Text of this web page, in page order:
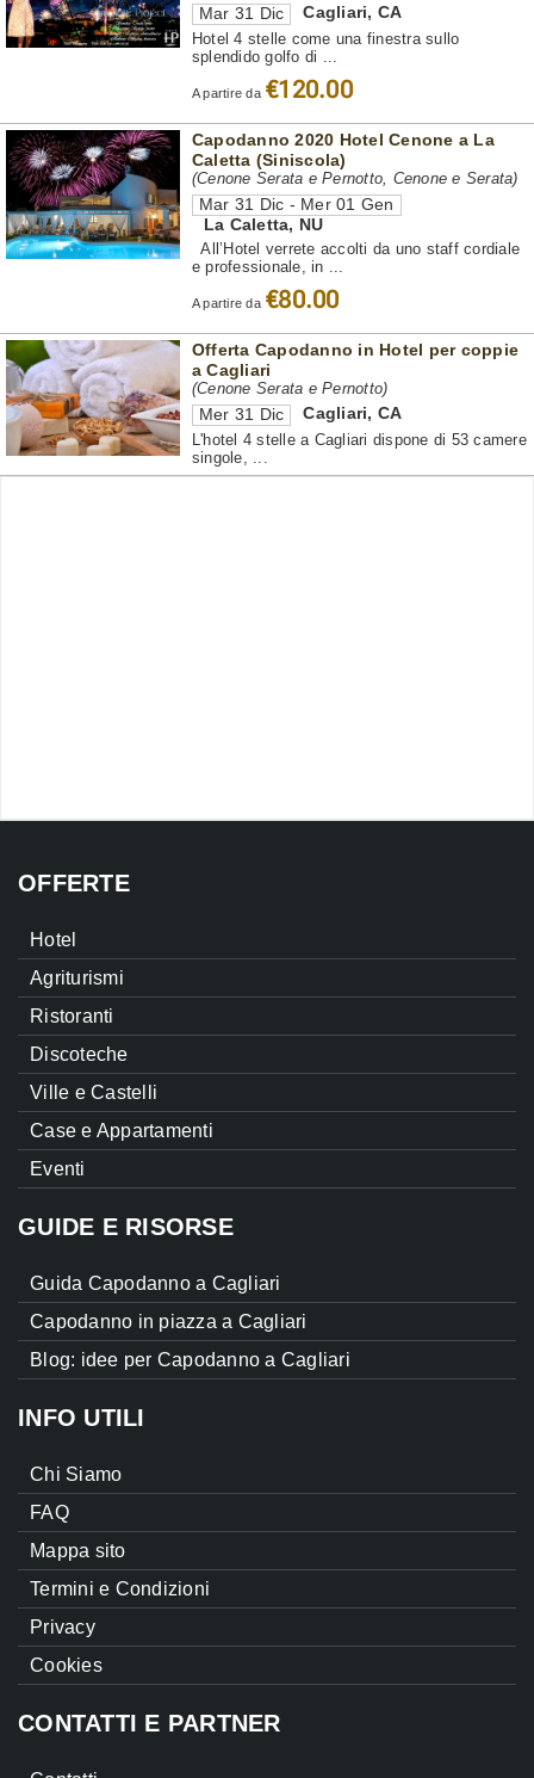
Mar 31 Dic Cagliari, CA
Hotel 4 stelle come una finestra sullo
splendido golfo di ...
A partire da €120.00
Capodanno 2020 Hotel Cenone a La
Caletta (Siniscola)
(Cenone Serata e Pernotto, Cenone e Serata)
Mar 31 Dic - Mer 01 Gen
La Caletta, NU
All’Hotel verrete accolti da uno staff cordiale
e professionale, in ...
A partire da €80.00
Offerta Capodanno in Hotel per coppie
a Cagliari
(Cenone Serata e Pernotto)
Mer 31 Dic Cagliari, CA
L'hotel 4 stelle a Cagliari dispone di 53 camere
singole, ...
OFFERTE
Hotel
Agriturismi
Ristoranti
Discoteche
Ville e Castelli
Case e Appartamenti
Eventi
GUIDE E RISORSE
Guida Capodanno a Cagliari
Capodanno in piazza a Cagliari
Blog: idee per Capodanno a Cagliari
INFO UTILI
Chi Siamo
FAQ
Mappa sito
Termini e Condizioni
Privacy
Cookies
CONTATTI E PARTNER